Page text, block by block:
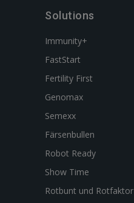
Solutions
Immunity+
FastStart
Fertility First
Genomax
Semexx
Färsenbullen
Robot Ready
Show Time
Rotbunt und Rotfaktor